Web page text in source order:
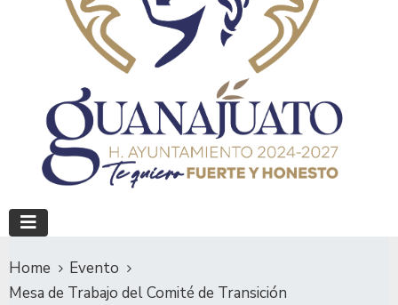
Home
Evento
Mesa de Trabajo del Comité de Transición